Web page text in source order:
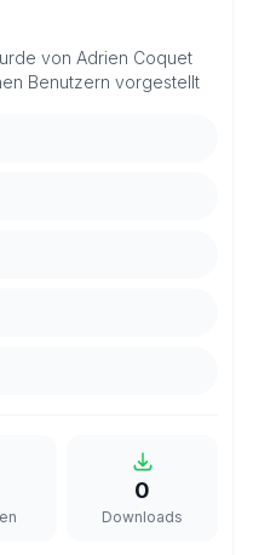
von Adrien Coquet
Benutzern vorgestellt
0
Downloads